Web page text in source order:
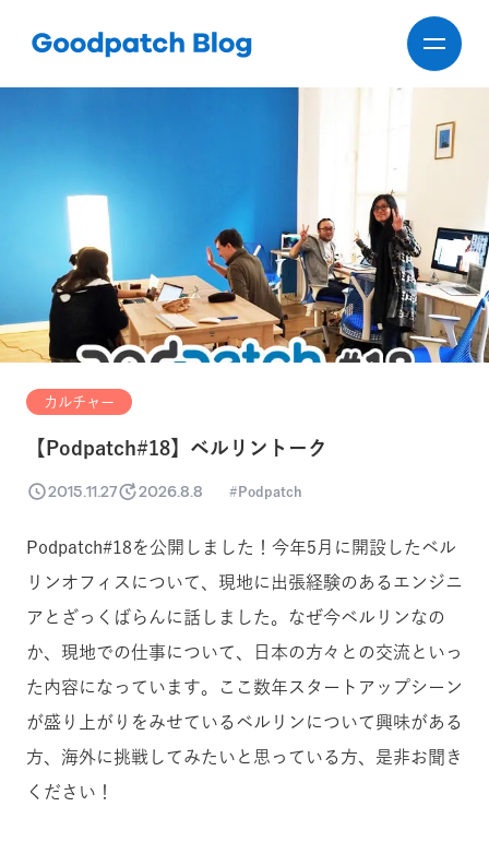
カルチャー
【Podpatch#18】ベルリントーク
2015.11.27 2026.8.8 Podpatch
Podpatch#18を公開しました！今年5月に開設したベル
リンオフィスについて、現地に出張経験のあるエンジニ
アとざっくばらんに話しました。なぜ今ベルリンなの
か、現地での仕事について、日本の方々との交流といっ
た内容になっています。ここ数年スタートアップシーン
が盛り上がりをみせているベルリンについて興味がある
方、海外に挑戦してみたいと思っている方、是非お聞き
ください！